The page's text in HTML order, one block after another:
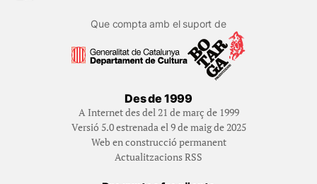
Que compta amb el suport de
Des de 1999
A Internet des del 21 de març de 1999
Versió 5.0 estrenada el 9 de maig de 2025
Web en construcció permanent
Actualitzacions RSS